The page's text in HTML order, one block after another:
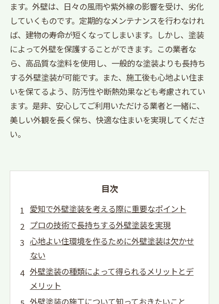
ます。外壁は、日々の風雨や紫外線の影響を受け、劣化
していくものです。定期的なメンテナンスを行わなけれ
ば、建物の寿命が短くなってしまいます。しかし、塗装
によって外壁を保護することができます。この業者な
ら、高品質な塗料を使用し、一般的な塗装よりも長持ち
する外壁塗装が可能です。また、施工後も心地よい住ま
いを保てるよう、防汚性や断熱効果なども考慮されてい
ます。是非、安心してご利用いただける業者と一緒に、
美しい外観を長く保ち、快適な住まいを実現してくださ
い。
目次
愛知で外壁塗装を考える際に重要なポイント
プロの技術で長持ちする外壁塗装を実現
心地よい住環境を作るために外壁塗装は欠かせ
ない
外壁塗装の種類によって得られるメリットとデ
メリット
外壁塗装の施工について知っておきたいこと